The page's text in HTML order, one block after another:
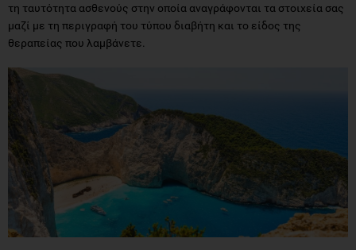
τη ταυτότητα ασθενούς στην οποία αναγράφονται τα στοιχεία σας
μαζί με τη περιγραφή του τύπου διαβήτη και το είδος της
θεραπείας που λαμβάνετε.